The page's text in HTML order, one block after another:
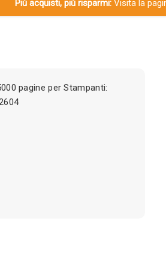
Più acquisti, più risparmi:Visita la
pagine per Stampanti: